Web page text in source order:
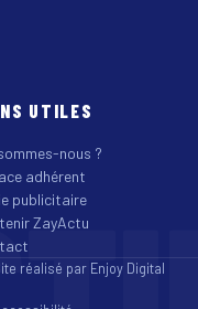
UTILES
nous ?
adhérent
publicitaire
ZayActu
réalisé par Enjoy Digital